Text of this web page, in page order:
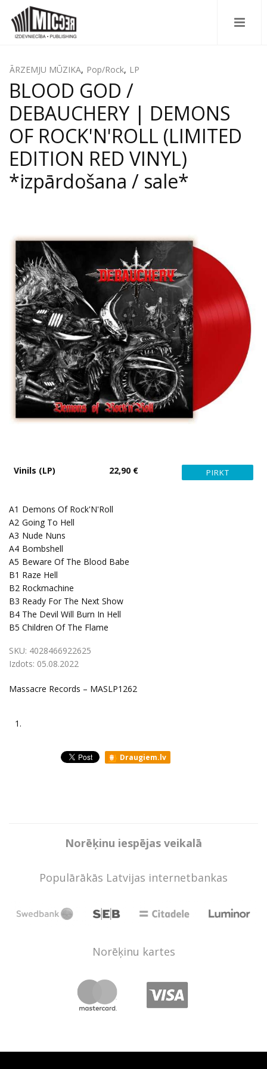
ĀRZEMJU MŪZIKA, Pop/Rock, LP
BLOOD GOD /
DEBAUCHERY | DEMONS
OF ROCK'N'ROLL (LIMITED
EDITION RED VINYL)
*izpārdošana / sale*
Vinils (LP) 22,90 €
A1 Demons Of Rock'N'Roll
A2 Going To Hell
A3 Nude Nuns
A4 Bombshell
A5 Beware Of The Blood Babe
B1 Raze Hell
B2 Rockmachine
B3 Ready For The Next Show
B4 The Devil Will Burn In Hell
B5 Children Of The Flame
SKU: 4028466922625
Izdots: 05.08.2022
Massacre Records – MASLP1262
1.
Draugiem.lv
Norēķinu iespējas veikalā
Populārākās Latvijas internetbankas
Norēķinu kartes